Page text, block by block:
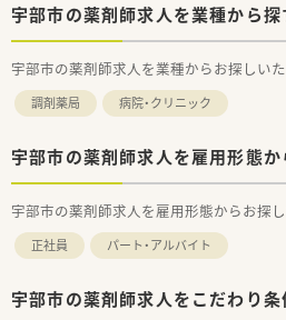
宇部市の薬剤師求人を業種から探
宇部市の薬剤師求人を業種からお探しいた
調剤薬局 病院・クリニック
宇部市の薬剤師求人を雇用形態か
宇部市の薬剤師求人を雇用形態からお探し
正社員 パート・アルバイト
宇部市の薬剤師求人をこだわり